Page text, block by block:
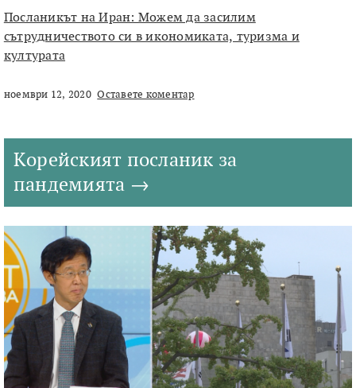
Посланикът на Иран: Можем да засилим
сътрудничеството си в икономиката, туризма и
културата
ноември 12, 2020 Оставете коментар
Корейският посланик за
пандемията